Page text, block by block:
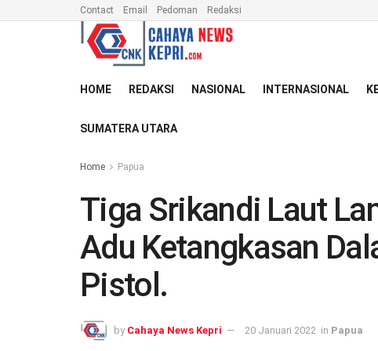
Contact Email Pedoman Redaksi
HOME REDAKSI NASIONAL INTERNASIONAL
SUMATERA UTARA
Home Papua
Tiga Srikandi Laut
Adu Ketangkasan
Pistol.
by Cahaya News Kepri 20 Januari 2022 in Papua